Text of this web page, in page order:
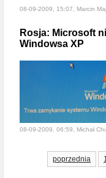
08-09-2009, 15:07, Marcin Maj,
Rosja: Microsoft
Windowsa XP
08-09-2009, 06:59, Michał
poprzednia